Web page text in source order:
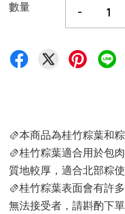
數量 -
🫔本商品為桂竹粽葉和
🫔桂竹粽葉適合用於包
質地較厚，適合北部粽使
🫔桂竹粽葉表面會有許
無法接受者，請斟酌下單